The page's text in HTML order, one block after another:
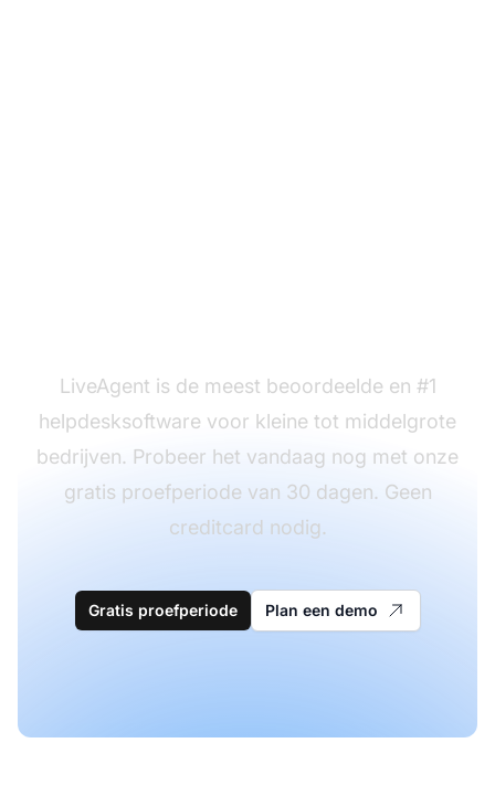
LiveAgent is de meest beoordeelde en #1
helpdesksoftware voor kleine tot middelgrote
bedrijven. Probeer het vandaag nog met onze
gratis proefperiode van 30 dagen. Geen
creditcard nodig.
Gratis proefperiode Plan een demo